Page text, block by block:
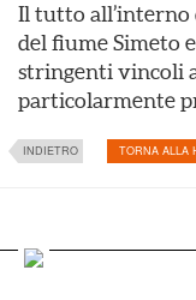
Il tutto all’interno
del fiume Simeto
stringenti vincoli
particolarmente
INDIETRO TORNA ALLA